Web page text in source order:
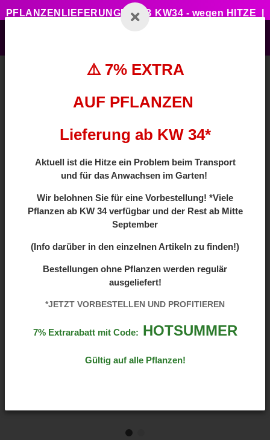
PFLANZENLIEFERUNGEN AB KW34 - wegen HITZE |
⚠️ 7% EXTRA
AUF PFLANZEN
Lieferung ab KW 34*
Aktuell ist die Hitze ein Problem beim Transport
und für das Anwachsen im Garten!
Wir belohnen Sie für eine Vorbestellung! *Viele
Pflanzen ab KW 34 verfügbar und der Rest ab Mitte
September
(Info darüber in den einzelnen Artikeln zu finden!)
Bestellungen ohne Pflanzen werden regulär
ausgeliefert!
*JETZT VORBESTELLEN UND PROFITIEREN
7% Extrarabatt mit Code: HOTSUMMER
Gültig auf alle Pflanzen!